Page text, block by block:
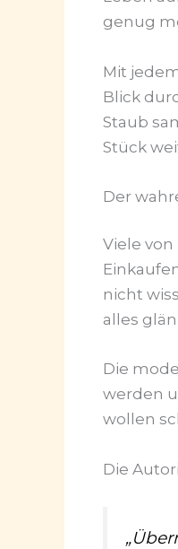
genug
Mit
Blick
Staub
Stück
Der
Viele
nicht
alles
Die
werden
wollen
Die